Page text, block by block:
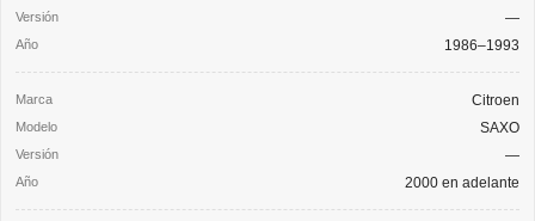
—
1986–1993
Citroen
SAXO
—
2000 en adelante